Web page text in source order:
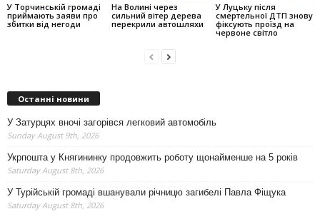
У Торчинській громаді
приймають заяви про
збитки від негоди
На Волині через
сильний вітер дерева
перекрили автошляхи
У Луцьку після
смертельної ДТП знову
фіксують проїзд на
червоне світло
Останні новини
У Затурцях вночі загорівся легковий автомобіль
Sunday August 9th, 2026
Укрпошта у Княгининку продовжить роботу щонайменше на 5 років
Saturday August 8th, 2026
У Турійській громаді вшанували річницю загибелі Павла Фіщука
Saturday August 8th, 2026